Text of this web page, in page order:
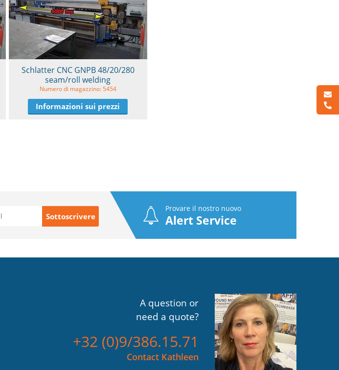
Schlatter CNC GNPB 48/20/280
seam/roll welding
Numero di magazzino: 5454
Informazioni sui prezzi
Provare il nostro nuovo
Alert Service
A question or
need a quote?
+32 (0)9/386.15.71
Contact Kathleen